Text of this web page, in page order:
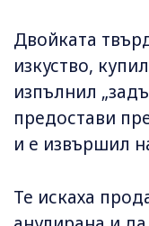
Двойката
изкуство,
изпълнил
предостави
и е извършил
Те искаха